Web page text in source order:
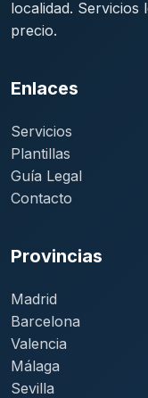
localidad. Servicios
precio.
Enlaces
Servicios
Plantillas
Guía Legal
Contacto
Provincias
Madrid
Barcelona
Valencia
Málaga
Sevilla